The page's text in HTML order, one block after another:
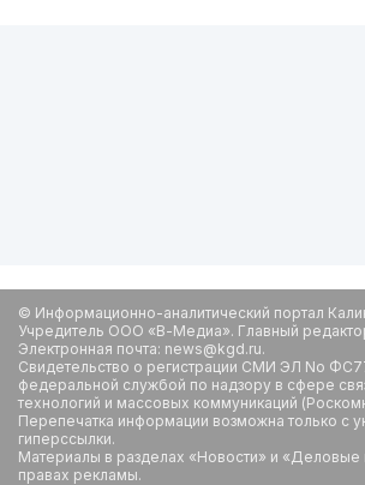
© Информационно-аналитический портал
Учредитель ООО «В-Медиа». Главный
Электронная почта: news@kgd.ru.
Свидетельство о регистрации СМИ ЭЛ No
федеральной службой по надзору в сфере
технологий и массовых коммуникаций
Перепечатка информации возможна только с
гиперссылки.
Материалы в разделах «Новости» и «Деловые
правах рекламы.